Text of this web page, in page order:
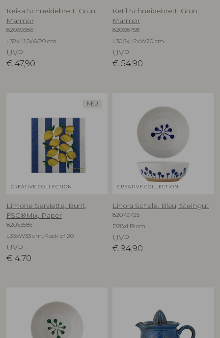
Keika Schneidebrett, Grün,
Marmor
82069386
L38xH1,5xW20 cm
UVP
€ 47,90
Ketil Schneidebrett, Grün,
Marmor
82068758
L30,5xH2xW20 cm
UVP
€ 54,90
NEU
CREATIVE COLLECTION
Limone Serviette, Bunt,
FSC®Mix, Paper
82063585
L33xW33 cm, Pack of 20
UVP
€ 4,70
CREATIVE COLLECTION
Linora Schale, Blau, Steingut
82072725
D28xH9 cm
UVP
€ 94,90